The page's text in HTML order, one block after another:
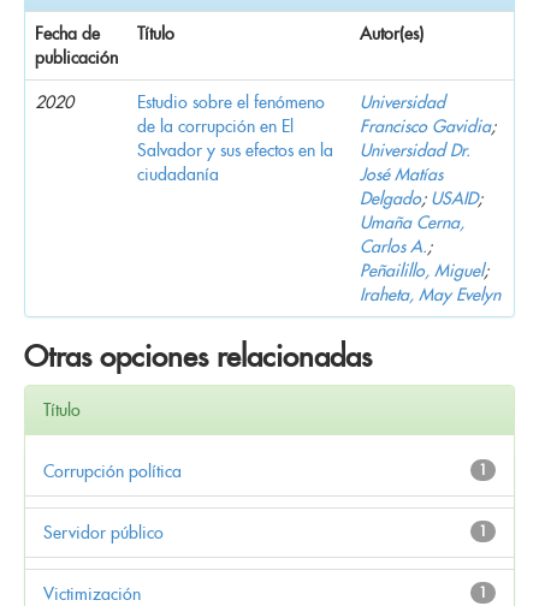
Fecha de
publicación
Título Autor(es)
2020
Estudio sobre el fenómeno
de la corrupción en El
Salvador y sus efectos en la
ciudadanía
Universidad
Francisco Gavidia;
Universidad Dr.
José Matías
Delgado; USAID;
Umaña Cerna,
Carlos A.;
Peñailillo, Miguel;
Iraheta, May Evelyn
Otras opciones relacionadas
Título
1
Corrupción política
1
Servidor público
1
Victimización